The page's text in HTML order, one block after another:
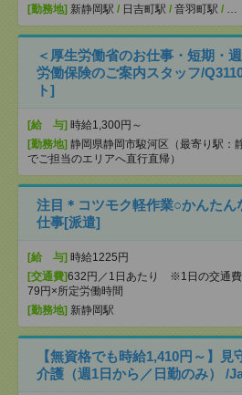
[勤務地] 新静岡駅 / 日吉町駅 / 音羽町駅 / …
＜厚生労働省のお仕事・短期・
労働保険のご案内スタッフ/
ト]
[給 与] 時給1,300円～
[勤務地] 静岡県静岡市駿河区（最寄り駅：
でご担当のエリアへ直行直帰）
注目＊コツモク軽作業○かんたん
仕事[派遣]
[給 与] 時給1225円
[交通費]632円／1日あたり ※1日の交通費
79円×所定労働時間
[勤務地] 新静岡駅
【無資格でも時給1,410円～】見
介護（週1日から／日勤のみ） /